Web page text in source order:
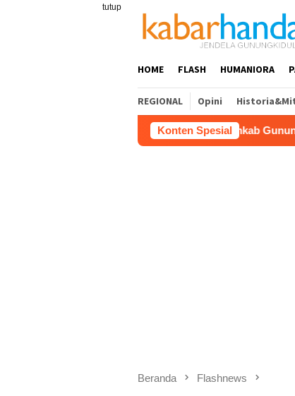
tutup
HOME FLASH HUMANIORA
REGIONAL Opini
Konten Spesial
Pemkab Gunungkidul Dorong
Beranda Flashnews